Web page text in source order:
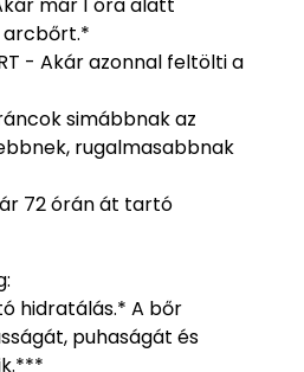
arcbőrt.*
- Akár azonnal feltölti a
simábbnak az
rugalmasabbnak
72 órán át tartó
hidratálás.* A bőr
puhaságát és